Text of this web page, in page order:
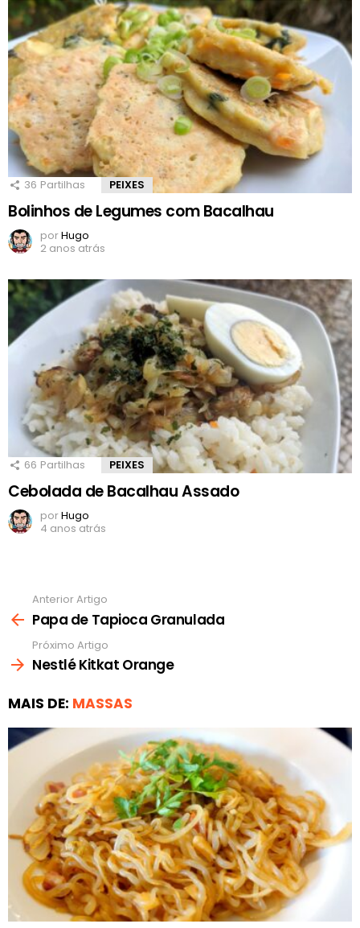
36 Partilhas PEIXES
Bolinhos de Legumes com Bacalhau
porHugo
2 anos atrás
66 Partilhas PEIXES
Cebolada de Bacalhau Assado
porHugo
4 anos atrás
mais
Anterior Artigo
Papa de Tapioca Granulada
Próximo Artigo
Nestlé Kitkat Orange
MAIS DE: MASSAS